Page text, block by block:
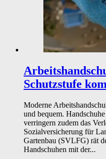
Schutzstufe
Moderne
und bequem.
verringern zudem das
Sozialversicherung für
Gartenbau (SVLFG) rät
Handschuhen mit der...